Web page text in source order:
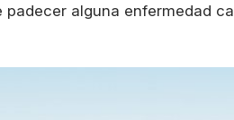
alguna enfermedad